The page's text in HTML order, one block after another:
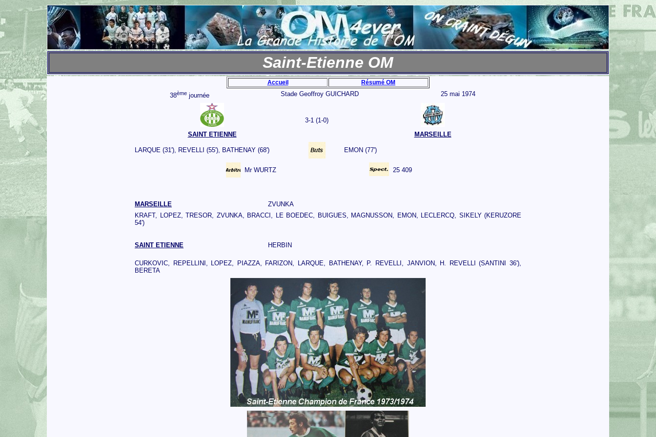
Saint-Etienne OM
Accueil Résumé OM
38ème journée Stade Geoffroy GUICHARD 25 mai 1974
3-1 (1-0)
SAINT ETIENNE
MARSEILLE
LARQUE (31'), REVELLI (55'), BATHENAY (68') EMON (77')
Mr WURTZ 25 409
MARSEILLE
ZVUNKA
KRAFT, LOPEZ, TRESOR, ZVUNKA, BRACCI, LE BOEDEC, BUIGUES, MAGNUSSON, EMON, LECLERCQ, SIKELY (KERUZORE
54')
SAINT ETIENNE HERBIN
CURKOVIC, REPELLINI, LOPEZ, PIAZZA, FARIZON, LARQUE, BATHENAY, P. REVELLI, JANVION, H. REVELLI (SANTINI 36'),
BERETA